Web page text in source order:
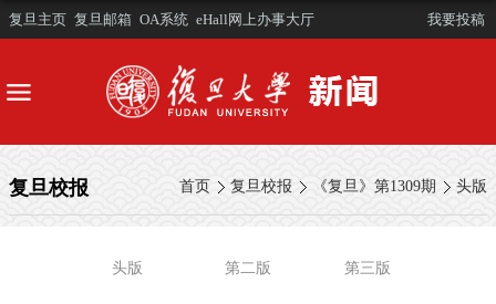
复旦主页 复旦邮箱 OA系统 eHall网上办事大厅 我要投稿
首页 复旦校报 《复旦》第1309期 头版
复旦校报
头版 第二版 第三版